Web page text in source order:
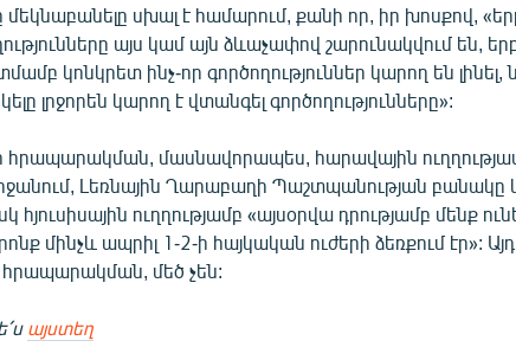
մեկնաբանելը սխալ է համարում, քանի որ, իր խոսքով,
այս կամ այն ձևաչափով շարունակվում են,
կոնկրետ ինչ-որ գործողություններ կարող են լինել,
լրջորեն կարող է վտանգել գործողությունները»:
մասնավորապես, հարավային
Լեռնային Ղարաբաղի Պաշտպանության բանակը
հյուսիսային ուղղությամբ «այսօրվա դրությամբ մենք
մինչև ապրիլ 1-2-ի հայկական ուժերի ձեռքում էր»: Այդ
մեծ չեն:
այստեղ